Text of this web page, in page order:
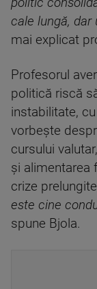
cale lungă, dar
mai explicat
Profesorul
politică riscă
instabilitate,
vorbește
cursului
și alimentarea
crize
este cine
spune Bjola.